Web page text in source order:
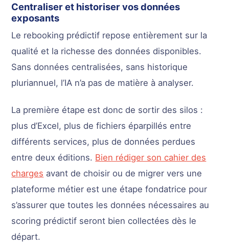
Centraliser et historiser vos données
exposants
Le rebooking prédictif repose entièrement sur la
qualité et la richesse des données disponibles.
Sans données centralisées, sans historique
pluriannuel, l’IA n’a pas de matière à analyser.
La première étape est donc de sortir des silos :
plus d’Excel, plus de fichiers éparpillés entre
différents services, plus de données perdues
entre deux éditions. Bien rédiger son cahier des
charges avant de choisir ou de migrer vers une
plateforme métier est une étape fondatrice pour
s’assurer que toutes les données nécessaires au
scoring prédictif seront bien collectées dès le
départ.